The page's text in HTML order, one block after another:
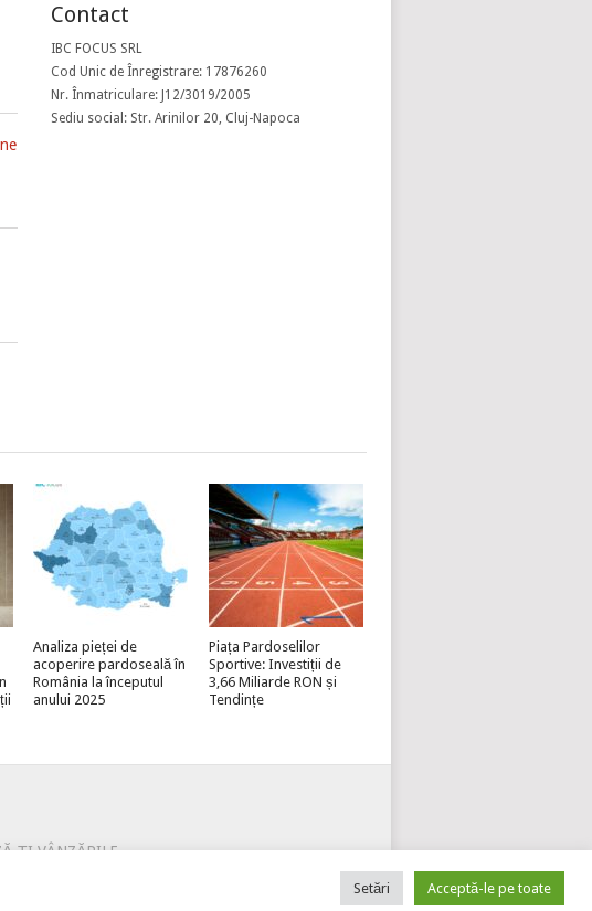
Contact
IBC FOCUS SRL
Cod Unic de Înregistrare: 17876260
Nr. Înmatriculare: J12/3019/2005
Sediu social: Str. Arinilor 20, Cluj-Napoca
Analiza pieței de
acoperire pardoseală în
România la începutul
anului 2025
Piața Pardoselilor
Sportive: Investiții de
3,66 Miliarde RON și
Tendințe
ȚI VÂNZĂRILE
Setări Acceptă-le pe toate